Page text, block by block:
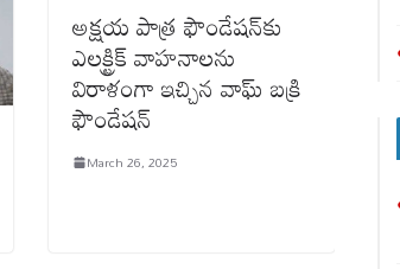
అక్షయ పాత్ర ఫౌండేషన్‌కు
ఎలక్ట్రిక్ వాహనాలను
విరాళంగా ఇచ్చిన వాఘ్ బక్రి
ఫౌండేషన్
March 26, 2025